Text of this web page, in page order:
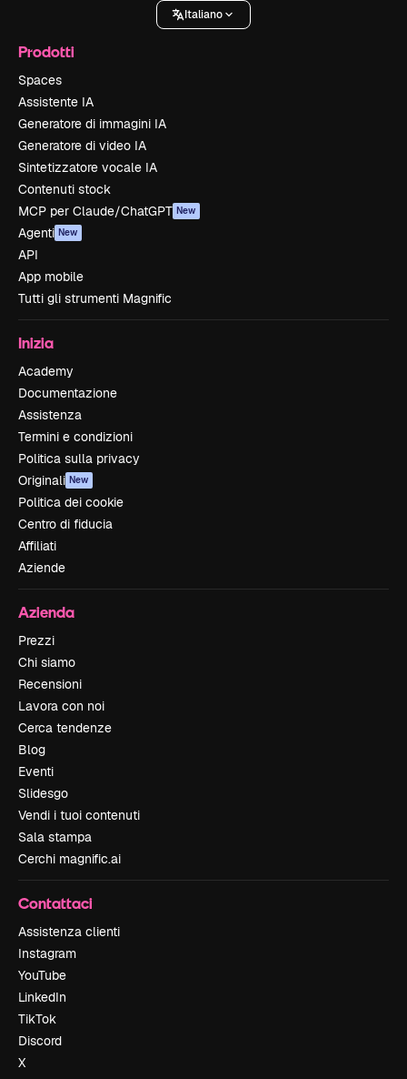
Italiano
Prodotti
Spaces
Assistente IA
Generatore di immagini IA
Generatore di video IA
Sintetizzatore vocale IA
Contenuti stock
MCP per Claude/ChatGPT New
Agenti New
API
App mobile
Tutti gli strumenti Magnific
Inizia
Academy
Documentazione
Assistenza
Termini e condizioni
Politica sulla privacy
Originali New
Politica dei cookie
Centro di fiducia
Affiliati
Aziende
Azienda
Prezzi
Chi siamo
Recensioni
Lavora con noi
Cerca tendenze
Blog
Eventi
Slidesgo
Vendi i tuoi contenuti
Sala stampa
Cerchi magnific.ai
Contattaci
Assistenza clienti
Instagram
YouTube
LinkedIn
TikTok
Discord
X